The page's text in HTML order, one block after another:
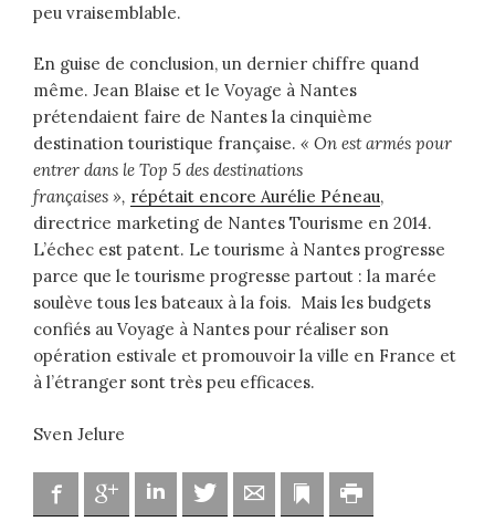
peu vraisemblable.
En guise de conclusion, un dernier chiffre quand
même. Jean Blaise et le Voyage à Nantes
prétendaient faire de Nantes la cinquième
destination touristique française. « On est armés pour
entrer dans le Top 5 des destinations
françaises », répétait encore Aurélie Péneau,
directrice marketing de Nantes Tourisme en 2014.
L’échec est patent. Le tourisme à Nantes progresse
parce que le tourisme progresse partout : la marée
soulève tous les bateaux à la fois. Mais les budgets
confiés au Voyage à Nantes pour réaliser son
opération estivale et promouvoir la ville en France et
à l’étranger sont très peu efficaces.
Sven Jelure
FacebookGoogle Linkedin Twitter Adresse mailMarque-page